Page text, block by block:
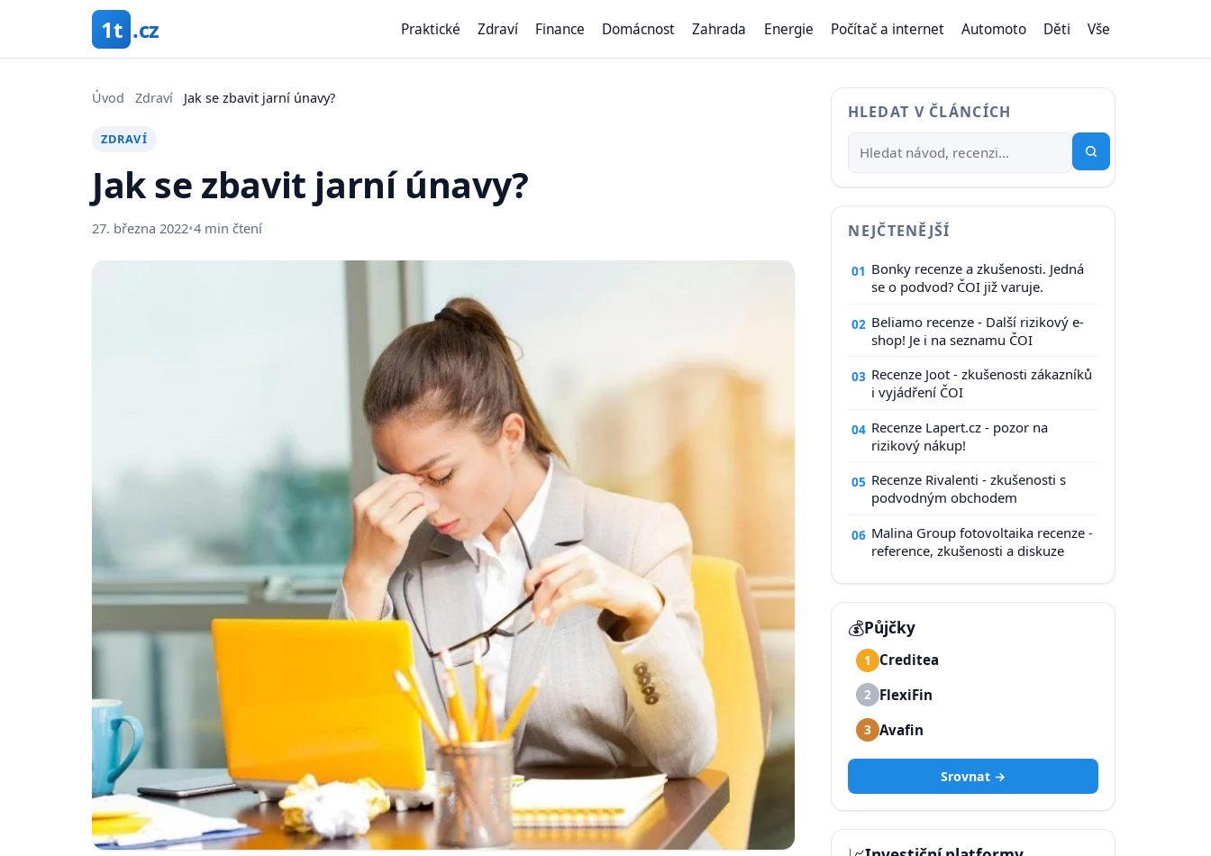
1t .cz Praktické Zdraví Finance Domácnost Zahrada Energie Počítač a internet Automoto Děti Vše
Úvod ›Zdraví ›Jak se zbavit jarní únavy?
ZDRAVÍ
Jak se zbavit jarní únavy?
27. března 2022•4 min čtení
HLEDAT V ČLÁNCÍCH
NEJČTENĚJŠÍ
01 Bonky recenze a zkušenosti. Jedná
se o podvod? ČOI již varuje.
02 Beliamo recenze - Další rizikový e-
shop! Je i na seznamu ČOI
03 Recenze Joot - zkušenosti zákazníků
i vyjádření ČOI
04 Recenze Lapert.cz - pozor na
rizikový nákup!
05 Recenze Rivalenti - zkušenosti s
podvodným obchodem
06 Malina Group fotovoltaika recenze -
reference, zkušenosti a diskuze
💰Půjčky
1 Creditea
2 FlexiFin
3 Avafin
Srovnat →